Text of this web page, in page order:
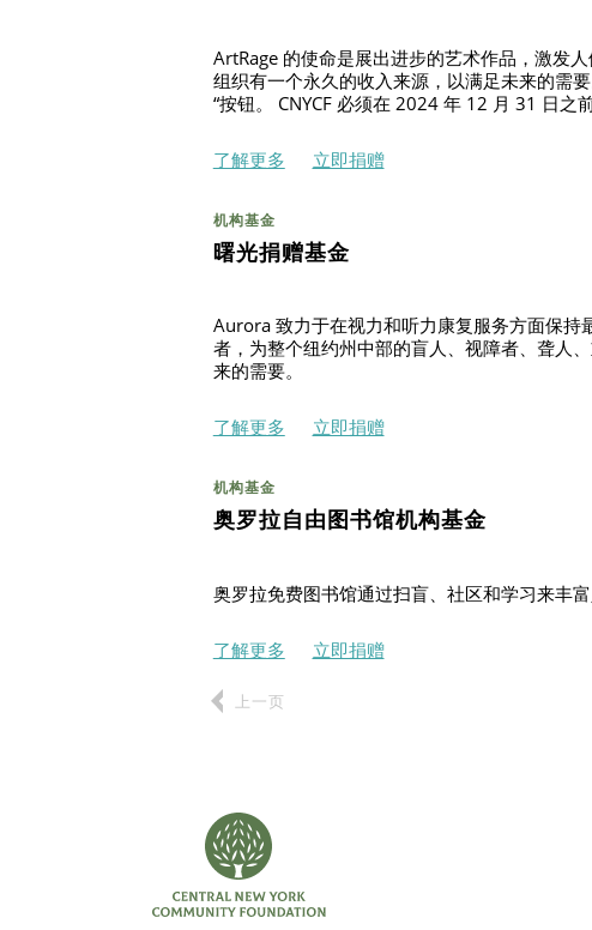
ArtRage 的使命是展出进步的艺术作品，激发
组织有一个永久的收入来源，以满足未来的需
“按钮。 CNYCF 必须在 2024 年 12 月 31 日之
了解更多 立即捐赠
机构基金
曙光捐赠基金
Aurora 致力于在视力和听力康复服务方面保持
者，为整个纽约州中部的盲人、视障者、聋人
来的需要。
了解更多 立即捐赠
机构基金
奥罗拉自由图书馆机构基金
奥罗拉免费图书馆通过扫盲、社区和学习来丰
了解更多 立即捐赠
上一页